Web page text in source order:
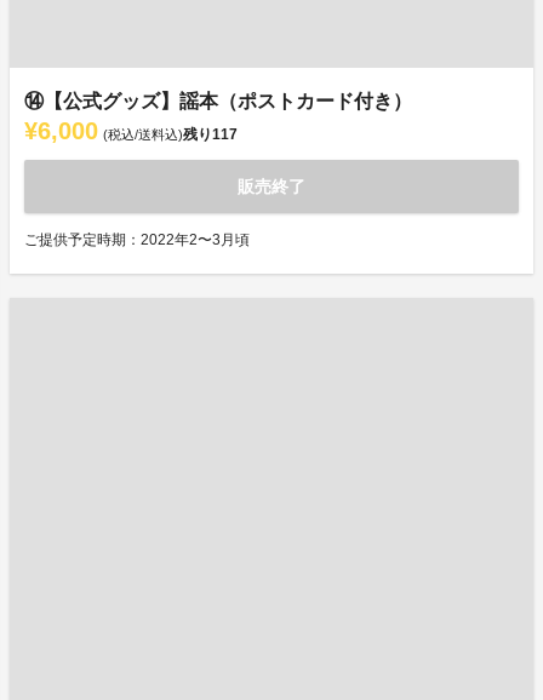
⑭【公式グッズ】謡本（ポストカード付き）
¥6,000 (税込/送料込)残り117
販売終了
ご提供予定時期：2022年2〜3月頃